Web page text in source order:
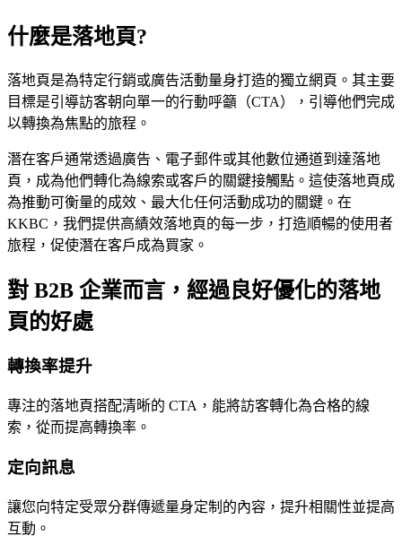
什麼是落地頁?
落地頁是為特定行銷或廣告活動量身打造的獨立網頁。其主要
目標是引導訪客朝向單一的行動呼籲（CTA），引導他們完成
以轉換為焦點的旅程。
潛在客戶通常透過廣告、電子郵件或其他數位通道到達落地
頁，成為他們轉化為線索或客戶的關鍵接觸點。這使落地頁成
為推動可衡量的成效、最大化任何活動成功的關鍵。在
KKBC，我們提供高績效落地頁的每一步，打造順暢的使用者
旅程，促使潛在客戶成為買家。
對 B2B 企業而言，經過良好優化的落地
頁的好處
轉換率提升
專注的落地頁搭配清晰的 CTA，能將訪客轉化為合格的線
索，從而提高轉換率。
定向訊息
讓您向特定受眾分群傳遞量身定制的內容，提升相關性並提高
互動。